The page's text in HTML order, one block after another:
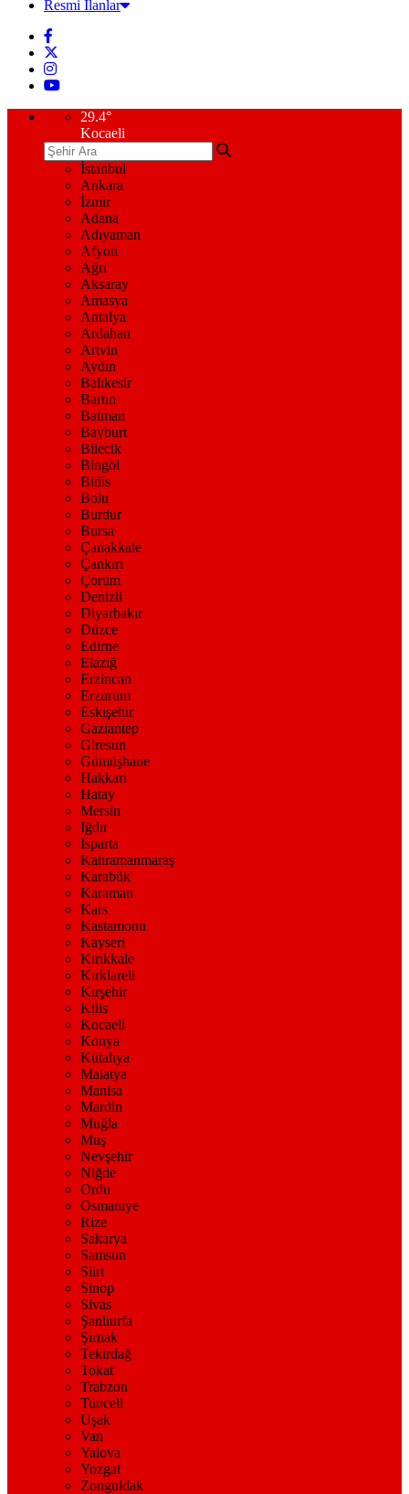
Resmi İlanlar
29.4°
Kocaeli
İstanbul
Ankara
İzmir
Adana
Adıyaman
Afyon
Ağrı
Aksaray
Amasya
Antalya
Ardahan
Artvin
Aydın
Balıkesir
Bartın
Batman
Bayburt
Bilecik
Bingöl
Bitlis
Bolu
Burdur
Bursa
Çanakkale
Çankırı
Çorum
Denizli
Diyarbakır
Düzce
Edirne
Elazığ
Erzincan
Erzurum
Eskişehir
Gaziantep
Giresun
Gümüşhane
Hakkari
Hatay
Mersin
Iğdır
Isparta
Kahramanmaraş
Karabük
Karaman
Kars
Kastamonu
Kayseri
Kırıkkale
Kırklareli
Kırşehir
Kilis
Kocaeli
Konya
Kütahya
Malatya
Manisa
Mardin
Muğla
Muş
Nevşehir
Niğde
Ordu
Osmaniye
Rize
Sakarya
Samsun
Siirt
Sinop
Sivas
Şanlıurfa
Şırnak
Tekirdağ
Tokat
Trabzon
Tunceli
Uşak
Van
Yalova
Yozgat
Zonguldak